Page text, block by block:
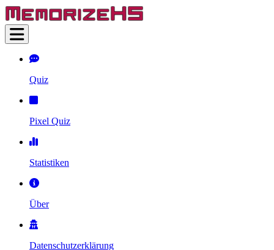
Quiz
Pixel Quiz
Statistiken
Über
Datenschutzerklärung